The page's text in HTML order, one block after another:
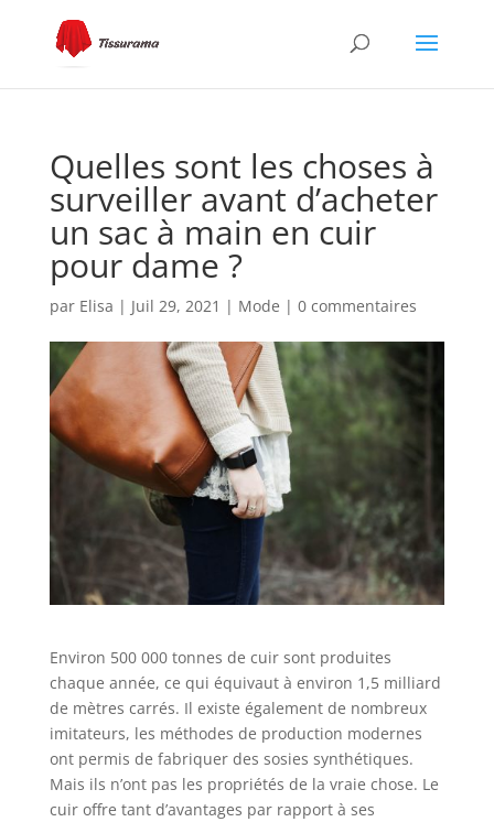
Quelles sont les choses à
surveiller avant d’acheter
un sac à main en cuir
pour dame ?
par Elisa | Juil 29, 2021 | Mode | 0 commentaires
Environ 500 000 tonnes de cuir sont produites
chaque année, ce qui équivaut à environ 1,5 milliard
de mètres carrés. Il existe également de nombreux
imitateurs, les méthodes de production modernes
ont permis de fabriquer des sosies synthétiques.
Mais ils n’ont pas les propriétés de la vraie chose. Le
cuir offre tant d’avantages par rapport à ses